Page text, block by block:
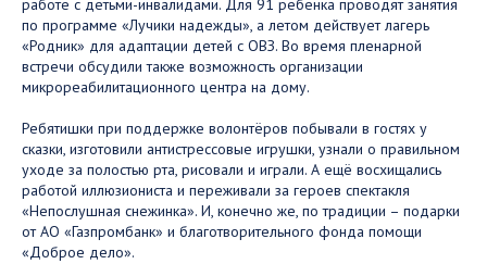
работе с детьми-инвалидами. Для 91 ребенка проводят занятия
по программе «Лучики надежды», а летом действует лагерь
«Родник» для адаптации детей с ОВЗ. Во время пленарной
встречи обсудили также возможность организации
микрореабилитационного центра на дому.
Ребятишки при поддержке волонтёров побывали в гостях у
сказки, изготовили антистрессовые игрушки, узнали о правильном
уходе за полостью рта, рисовали и играли. А ещё восхищались
работой иллюзиониста и переживали за героев спектакля
«Непослушная снежинка». И, конечно же, по традиции – подарки
от АО «Газпромбанк» и благотворительного фонда помощи
«Доброе дело».